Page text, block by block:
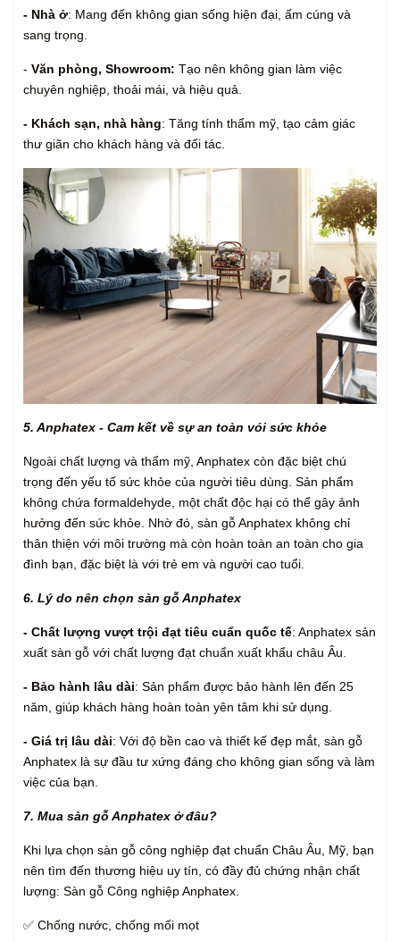
- Nhà ở: Mang đến không gian sống hiện đại, ấm cúng và
sang trọng.
- Văn phòng, Showroom: Tạo nên không gian làm việc
chuyên nghiệp, thoải mái, và hiệu quả.
- Khách sạn, nhà hàng: Tăng tính thẩm mỹ, tạo cảm giác
thư giãn cho khách hàng và đối tác.
5. Anphatex - Cam kết về sự an toàn vói sức khỏe
Ngoài chất lượng và thẩm mỹ, Anphatex còn đặc biệt chú
trọng đến yếu tố sức khỏe của người tiêu dùng. Sản phẩm
không chứa formaldehyde, một chất độc hại có thể gây ảnh
hưởng đến sức khỏe. Nhờ đó, sàn gỗ Anphatex không chỉ
thân thiện với môi trường mà còn hoàn toàn an toàn cho gia
đình bạn, đặc biệt là với trẻ em và người cao tuổi.
6. Lý do nên chọn sàn gỗ Anphatex
- Chất lượng vượt trội đạt tiêu cuẩn quốc tế: Anphatex sản
xuất sàn gỗ với chất lượng đạt chuẩn xuất khẩu châu Âu.
- Bảo hành lâu dài: Sản phẩm được bảo hành lên đến 25
năm, giúp khách hàng hoàn toàn yên tâm khi sử dụng.
- Giá trị lâu dài: Với độ bền cao và thiết kế đẹp mắt, sàn gỗ
Anphatex là sự đầu tư xứng đáng cho không gian sống và làm
việc của bạn.
7. Mua sàn gỗ Anphatex ở đâu?
Khi lựa chọn sàn gỗ công nghiệp đạt chuẩn Châu Âu, Mỹ, bạn
nên tìm đến thương hiệu uy tín, có đầy đủ chứng nhận chất
lượng: Sàn gỗ Công nghiệp Anphatex.
✅ Chống nước, chống mối mọt